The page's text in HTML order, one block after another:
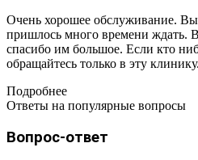
Очень хорошее обслуживание.
пришлось много времени ждать.
спасибо им большое. Если кто
обращайтесь только в эту клинику.
Подробнее
Ответы на популярные вопросы
Вопрос-ответ